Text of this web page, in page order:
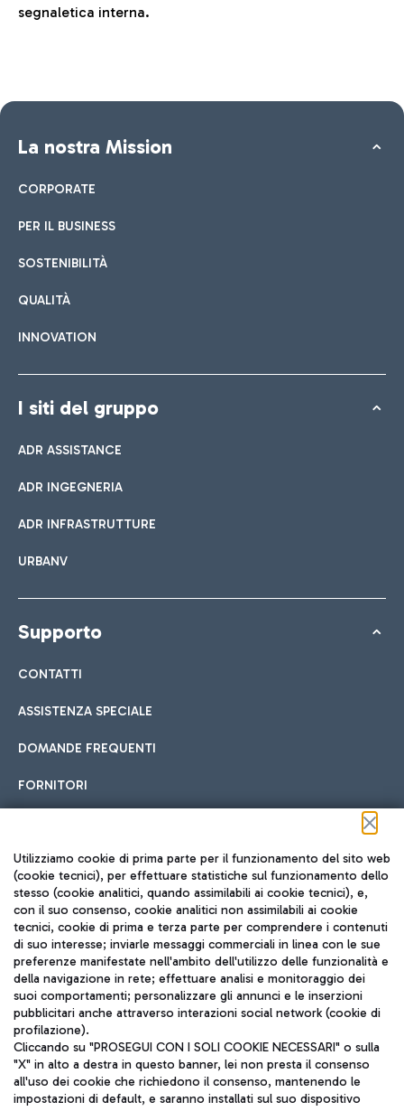
segnaletica interna.
La nostra Mission
CORPORATE
PER IL BUSINESS
SOSTENIBILITÀ
QUALITÀ
INNOVATION
I siti del gruppo
ADR ASSISTANCE
ADR INGEGNERIA
ADR INFRASTRUTTURE
URBANV
Supporto
CONTATTI
ASSISTENZA SPECIALE
DOMANDE FREQUENTI
FORNITORI
Seguici sui social
TRAVEL JOURNAL
ITA
Utilizziamo cookie di prima parte per il funzionamento del sito web
(cookie tecnici), per effettuare statistiche sul funzionamento dello
stesso (cookie analitici, quando assimilabili ai cookie tecnici), e,
con il suo consenso, cookie analitici non assimilabili ai cookie
tecnici, cookie di prima e terza parte per comprendere i contenuti
di suo interesse; inviarle messaggi commerciali in linea con le sue
preferenze manifestate nell'ambito dell'utilizzo delle funzionalità e
della navigazione in rete; effettuare analisi e monitoraggio dei
suoi comportamenti; personalizzare gli annunci e le inserzioni
pubblicitari anche attraverso interazioni social network (cookie di
profilazione).
Cliccando su "PROSEGUI CON I SOLI COOKIE NECESSARI" o sulla
"X" in alto a destra in questo banner, lei non presta il consenso
all'uso dei cookie che richiedono il consenso, mantenendo le
impostazioni di default, e saranno installati sul suo dispositivo